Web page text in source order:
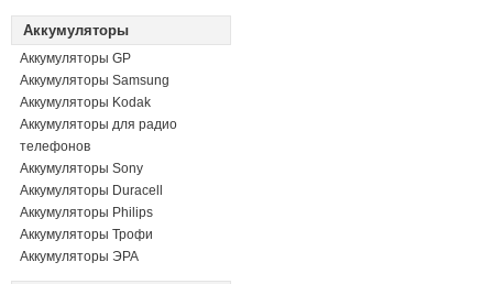
Аккумуляторы
Аккумуляторы GP
Аккумуляторы Samsung
Аккумуляторы Kodak
Аккумуляторы для радио
телефонов
Аккумуляторы Sony
Аккумуляторы Duracell
Аккумуляторы Philips
Аккумуляторы Трофи
Аккумуляторы ЭРА